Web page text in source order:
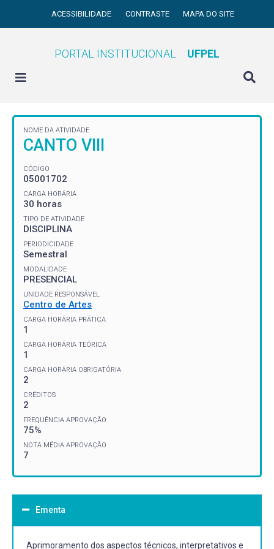
ACESSIBILIDADE CONTRASTE MAPA DO SITE
PORTAL INSTITUCIONAL UFPEL
NOME DA ATIVIDADE
CANTO VIII
CÓDIGO
05001702
CARGA HORÁRIA
30 horas
TIPO DE ATIVIDADE
DISCIPLINA
PERIODICIDADE
Semestral
MODALIDADE
PRESENCIAL
UNIDADE RESPONSÁVEL
Centro de Artes
CARGA HORÁRIA PRÁTICA
1
CARGA HORÁRIA TEÓRICA
1
CARGA HORÁRIA OBRIGATÓRIA
2
CRÉDITOS
2
FREQUÊNCIA APROVAÇÃO
75%
NOTA MÉDIA APROVAÇÃO
7
Ementa
Aprimoramento dos aspectos técnicos, interpretativos e